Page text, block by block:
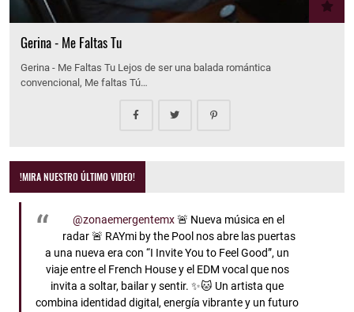
Gerina - Me Faltas Tu
Gerina - Me Faltas Tu Lejos de ser una balada romántica
convencional, Me faltas Tú…
!MIRA NUESTRO ÚLTIMO VIDEO!
@zonaemergentemx🚨 Nueva música en el
radar 🚨 RAYmi by the Pool nos abre las puertas
a una nueva era con “I Invite You to Feel Good”, un
viaje entre el French House y el EDM vocal que nos
invita a soltar, bailar y sentir. ✨🐱 Un artista que
combina identidad digital, energía vibrante y un futuro